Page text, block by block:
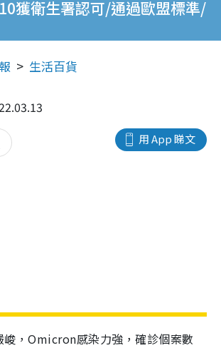
獲衛生署認可/通過歐盟標準/
生活百貨
用 App 睇文
峻，Omicron感染力強，確診個案數